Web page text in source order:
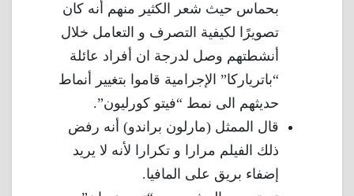
بحماس حيث شعر الكثير منهم أنه كان
تصويرًا لكيفية التصرف و التعامل خلال
أنشطتهم وصل لدرجة ان أفراد عائلة
“باترياركا” الإجرامية قاموا بتغيير أنماط
حديثهم الى نمط “فيتو كورليون”.
قال الممثل (مارلون براندو) أنه رفض
ذلك الفيلم مرارا و تكرارا لأنه لا يريد
إضفاء بريق على المافيا.